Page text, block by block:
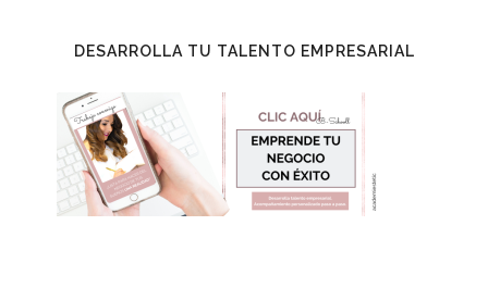
DESARROLLA TU TALENTO EMPRESARIAL